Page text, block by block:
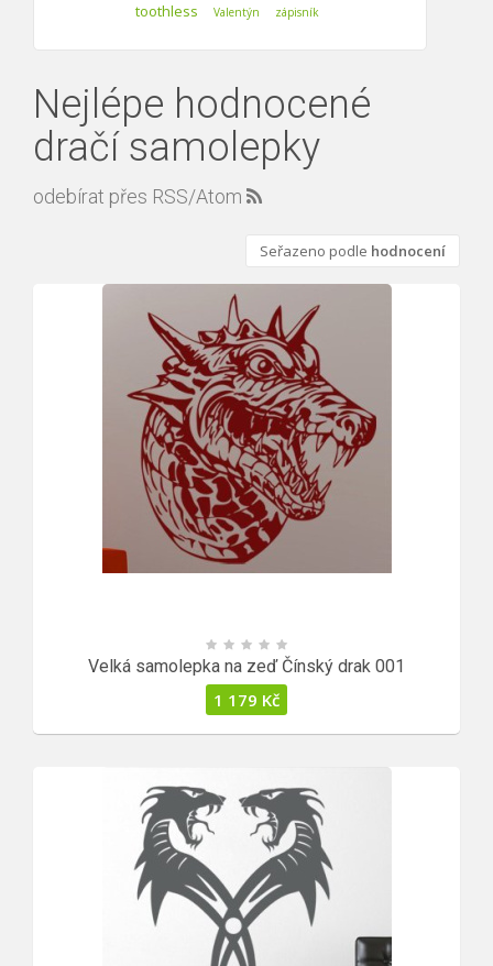
toothless Valentýn zápisník
Nejlépe hodnocené
dračí samolepky
odebírat přes RSS/Atom
Seřazeno podle hodnocení
Velká samolepka na zeď Čínský drak 001
1 179 Kč